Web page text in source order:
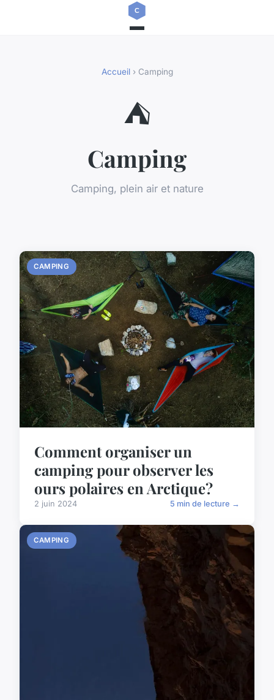
Accueil› Camping
⛺
Camping
Camping, plein air et nature
CAMPING
Comment organiser un
camping pour observer les
ours polaires en Arctique?
2 juin 2024 5 min de lecture →
CAMPING